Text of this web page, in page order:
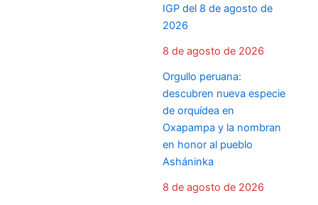
IGP del 8 de agosto de
2026
8 de agosto de 2026
Orgullo peruana:
descubren nueva especie
de orquídea en
Oxapampa y la nombran
en honor al pueblo
Asháninka
8 de agosto de 2026